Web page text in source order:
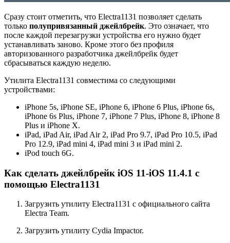
Сразу стоит отметить, что Electra1131 позволяет сделать
только полупривязанный джейлбрейк. Это означает, что
после каждой перезагрузки устройства его нужно будет
устанавливать заново. Кроме этого без профиля
авторизованного разработчика джейлбрейк будет
сбрасываться каждую неделю.
Утилита Electra1131 совместима со следующими
устройствами:
iPhone 5s, iPhone SE, iPhone 6, iPhone 6 Plus, iPhone 6s,
iPhone 6s Plus, iPhone 7, iPhone 7 Plus, iPhone 8, iPhone 8
Plus и iPhone X.
iPad, iPad Air, iPad Air 2, iPad Pro 9.7, iPad Pro 10.5, iPad
Pro 12.9, iPad mini 4, iPad mini 3 и iPad mini 2.
iPod touch 6G.
Как сделать джейлбрейк iOS 11-iOS 11.4.1 с
помощью Electra1131
Загрузить утилиту Electra1131 с официального сайта
Electra Team.
Загрузить утилиту Cydia Impactor.